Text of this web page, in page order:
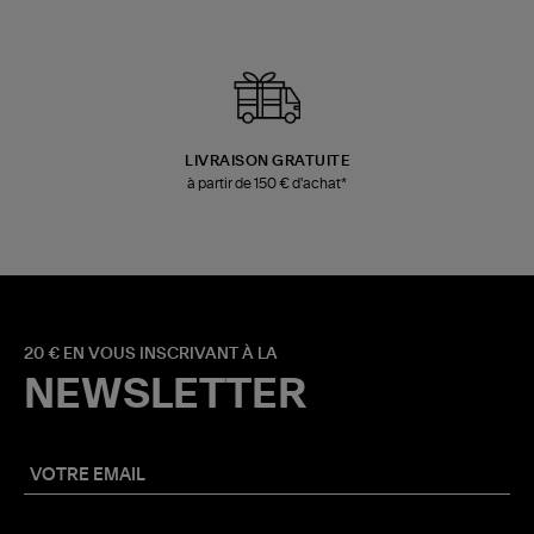
LIVRAISON GRATUITE
à partir de 150 € d'achat*
20 € EN VOUS INSCRIVANT À LA
NEWSLETTER